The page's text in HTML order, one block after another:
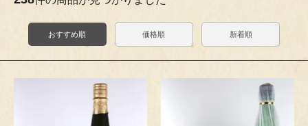
おすすめ順 価格順 新着順